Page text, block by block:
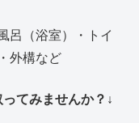
呂（浴室）・トイ
外構など
てみませんか？↓